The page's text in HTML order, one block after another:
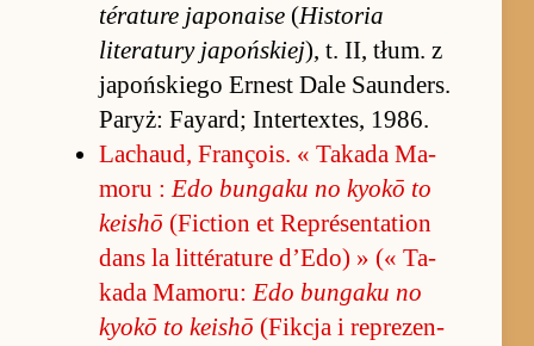
térature ja­po­na­ise(Hi­sto­ria
literatury ja­poń­skiej), t. II, tłum. z
ja­poń­skiego Er­nest Dale Saun­ders.
Pa­ryż: Fay­ard; In­ter­textes, 1986.
Lachaud, François. « Ta­kada Ma­
moru :Edo bun­gaku no kyokō to
keishō (Fic­tion et Re­présen­tation
dans la lit­térature d’Edo) » (« Ta­
kada Ma­mo­ru:Edo bun­gaku no
kyokō to keishō (Fik­cja i re­pre­zen­